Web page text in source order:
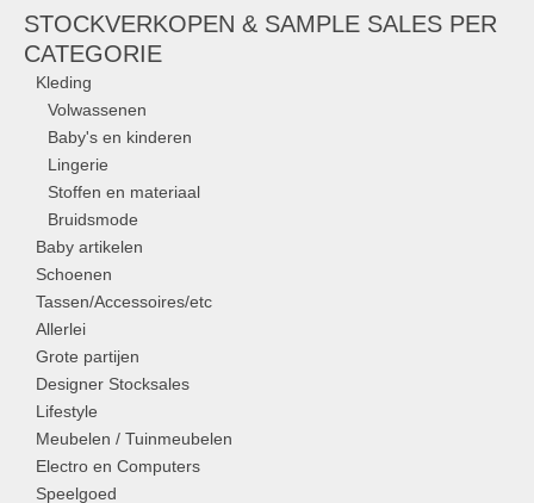
STOCKVERKOPEN & SAMPLE SALES PER
CATEGORIE
Kleding
Volwassenen
Baby's en kinderen
Lingerie
Stoffen en materiaal
Bruidsmode
Baby artikelen
Schoenen
Tassen/Accessoires/etc
Allerlei
Grote partijen
Designer Stocksales
Lifestyle
Meubelen / Tuinmeubelen
Electro en Computers
Speelgoed